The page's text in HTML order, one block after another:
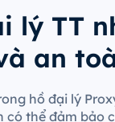
lý TT
an
hồ đại lý
có thể đảm bảo